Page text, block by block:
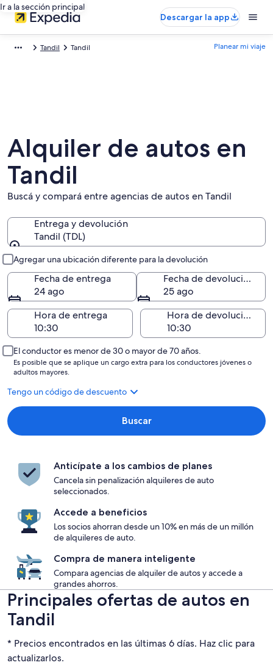
Ir a la sección principal
Descargar la app
Tandil Tandil Planear mi viaje
Alquiler de autos en
Tandil
Buscá y compará entre agencias de autos en Tandil
Entrega y devolución
Tandil (TDL)
Agregar una ubicación diferente para la devolución
Fecha de entrega
24 ago
Fecha de devolución
25 ago
Hora de entrega
Hora de devolución
El conductor es menor de 30 o mayor de 70 años.
Es posible que se aplique un cargo extra para los conductores jóvenes o
adultos mayores.
Tengo un código de descuento
Buscar
Anticípate a los cambios de planes
Cancela sin penalización alquileres de auto
seleccionados.
Accede a beneficios
Los socios ahorran desde un 10% en más de un millón
de alquileres de auto.
Compra de manera inteligente
Compara agencias de alquiler de autos y accede a
grandes ahorros.
Principales ofertas de autos en
Tandil
* Precios encontrados en las últimas 6 días. Haz clic para
actualizarlos.